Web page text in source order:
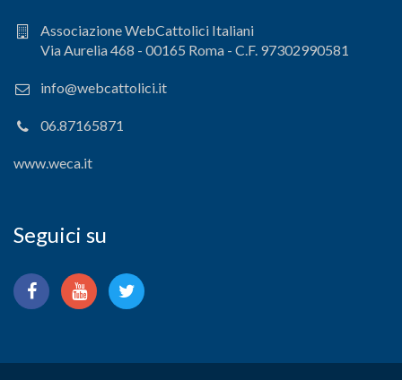
Associazione WebCattolici Italiani
Via Aurelia 468 - 00165 Roma - C.F. 97302990581
info@webcattolici.it
06.87165871
www.weca.it
Seguici su